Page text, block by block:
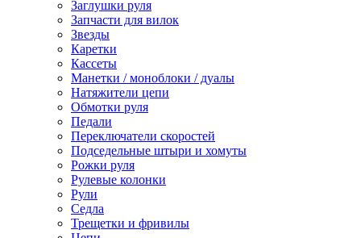
Заглушки руля
Запчасти для вилок
Звезды
Каретки
Кассеты
Манетки / моноблоки / дуалы
Натяжители цепи
Обмотки руля
Педали
Переключатели скоростей
Подседельные штыри и хомуты
Рожки руля
Рулевые колонки
Рули
Седла
Трещетки и фривилы